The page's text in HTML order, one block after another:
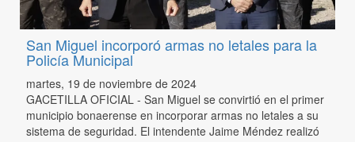
San Miguel incorporó armas no letales para la
Policía Municipal
martes, 19 de noviembre de 2024
GACETILLA OFICIAL - San Miguel se convirtió en el primer
municipio bonaerense en incorporar armas no letales a su
sistema de seguridad. El intendente Jaime Méndez realizó